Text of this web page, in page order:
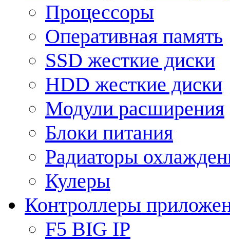
Процессоры
Оперативная память
SSD жесткие диски
HDD жесткие диски
Модули расширения
Блоки питания
Радиаторы
Кулеры
Контроллеры
F5 BIG IP